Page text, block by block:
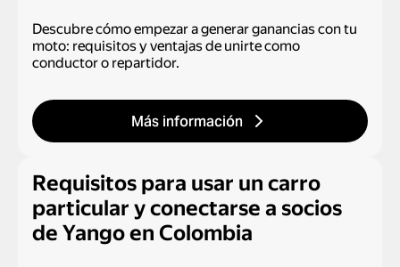
Descubre cómo empezar a generar ganancias con tu
moto: requisitos y ventajas de unirte como
conductor o repartidor.
Más información
Requisitos para usar un carro
particular y conectarse a socios
de Yango en Colombia